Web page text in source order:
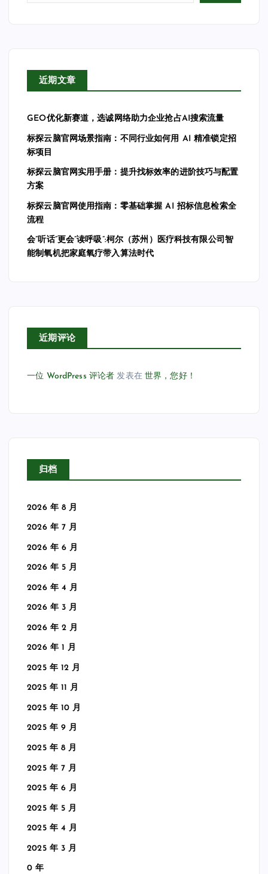
近期文章
GEO优化新赛道，选诚网络助力企业抢占AI搜索流量
标探云脑官网场景指南：不同行业如何用 AI 精准锁定招
标项目
标探云脑官网实用手册：提升找标效率的进阶技巧与配置
方案
标探云脑官网使用指南：零基础掌握 AI 招标信息检索全
流程
会”听话”更会”读呼吸”:柯尔（苏州）医疗科技有限公司智
能制氧机把家庭氧疗带入算法时代
近期评论
一位 WordPress 评论者 发表在世界，您好！
归档
2026 年 8 月
2026 年 7 月
2026 年 6 月
2026 年 5 月
2026 年 4 月
2026 年 3 月
2026 年 2 月
2026 年 1 月
2025 年 12 月
2025 年 11 月
2025 年 10 月
2025 年 9 月
2025 年 8 月
2025 年 7 月
2025 年 6 月
2025 年 5 月
2025 年 4 月
2025 年 3 月
0 年